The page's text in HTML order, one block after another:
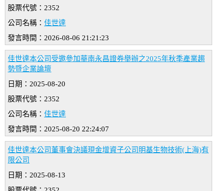
股票代號：2352
公司名稱： 佳世達
發言時間：2026-08-06 21:21:23
佳世達本公司受邀參加華南永昌證券舉辦之2025年秋季產業趨
勢暨企業論壇
日期：2025-08-20
股票代號：2352
公司名稱： 佳世達
發言時間：2025-08-20 22:24:07
佳世達本公司董事會決議現金增資子公司明基生物技術(上海)有
限公司
日期：2025-08-13